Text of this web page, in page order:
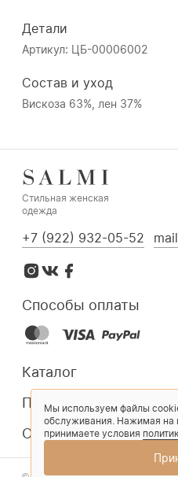
Детали
Артикул: ЦБ-00006002
Состав и уход
Вискоза 63%, лен 37%
Стильная женская
одежда
+7 (922) 932-05-52
Способы оплаты
Каталог
Покупателям
О компании
Мы используем файлы
обслуживания. Нажимая на
принимаете условия